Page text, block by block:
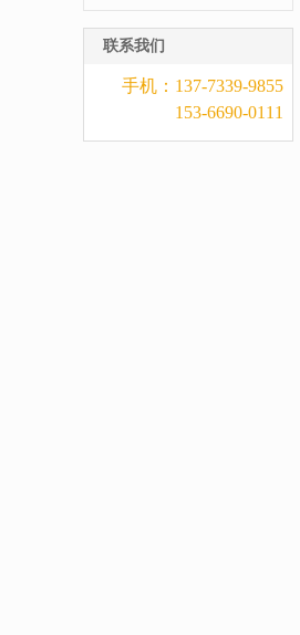
联系我们
手机：137-7339-9855
153-6690-0111